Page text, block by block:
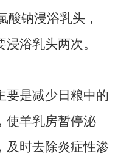
酸钠浸浴乳头，
浴乳头两次。
要是减少日粮中的
使羊乳房暂停泌
及时去除炎症性渗